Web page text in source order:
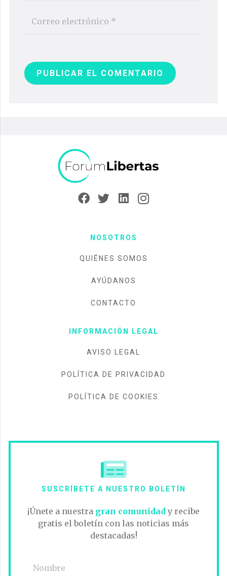
PUBLICAR EL COMENTARIO
NOSOTROS
QUIÉNES SOMOS
AYÚDANOS
CONTACTO
INFORMACIÓN LEGAL
AVISO LEGAL
POLÍTICA DE PRIVACIDAD
POLÍTICA DE COOKIES
SUSCRÍBETE A NUESTRO BOLETÍN
¡Únete a nuestra gran comunidady recibe
gratis el boletín con las noticias más
destacadas!